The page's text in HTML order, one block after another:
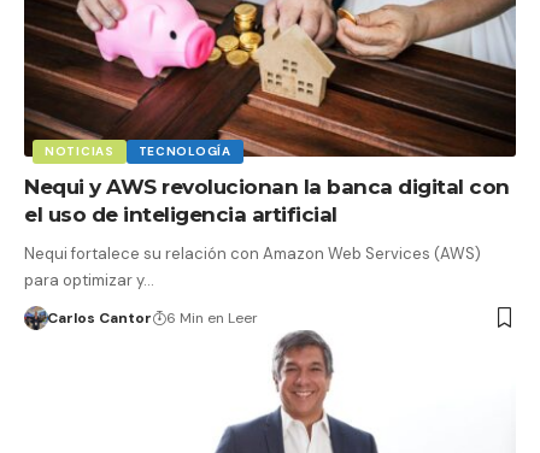
NOTICIAS TECNOLOGÍA
Nequi y AWS revolucionan la banca digital con
el uso de inteligencia artificial
Nequi fortalece su relación con Amazon Web Services (AWS)
para optimizar y…
Carlos Cantor 6 Min en Leer